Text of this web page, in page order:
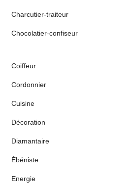
Charcutier-traiteur
Chocolatier-confiseur
Coiffeur
Cordonnier
Cuisine
Décoration
Diamantaire
Ébéniste
Energie